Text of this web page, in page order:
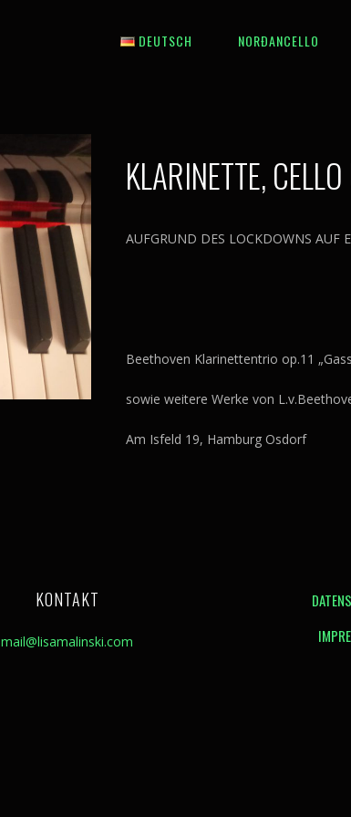
DEUTSCH NORÐANCELLO
KLARINETTE,
AUFGRUND DES LOCKDOWNS AUF
Beethoven Klarinettentrio op.11
sowie weitere Werke von
Am Isfeld 19, Hamburg Osdorf
KONTAKT
mail@lisamalinski.com